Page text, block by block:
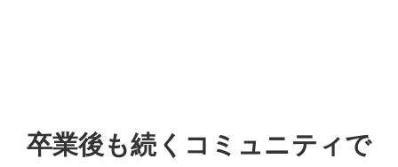
卒業後も続くコミュニティで